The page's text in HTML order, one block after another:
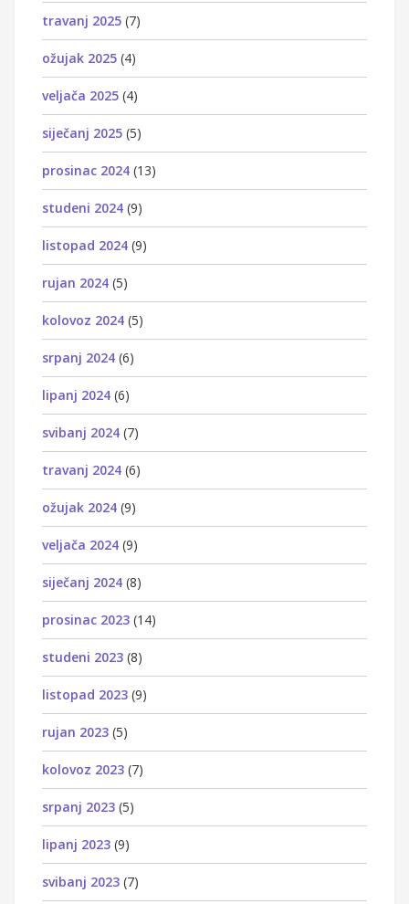
travanj 2025 (7)
ožujak 2025 (4)
veljača 2025 (4)
siječanj 2025 (5)
prosinac 2024 (13)
studeni 2024 (9)
listopad 2024 (9)
rujan 2024 (5)
kolovoz 2024 (5)
srpanj 2024 (6)
lipanj 2024 (6)
svibanj 2024 (7)
travanj 2024 (6)
ožujak 2024 (9)
veljača 2024 (9)
siječanj 2024 (8)
prosinac 2023 (14)
studeni 2023 (8)
listopad 2023 (9)
rujan 2023 (5)
kolovoz 2023 (7)
srpanj 2023 (5)
lipanj 2023 (9)
svibanj 2023 (7)